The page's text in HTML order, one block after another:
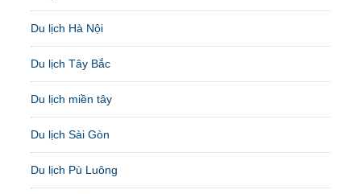
Du lịch Hà Nội
Du lịch Tây Bắc
Du lịch miền tây
Du lịch Sài Gòn
Du lịch Pù Luông